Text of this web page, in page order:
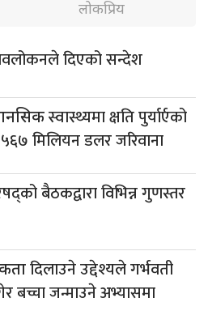
लोकप्रिय
दिएको सन्देश
स्वास्थ्यमा क्षति पुर्यार्एको
मिलियन डलर जरिवाना
बैठकद्वारा विभिन्न गुणस्तर
दिलाउने उद्देश्यले गर्भवती
बच्चा जन्माउने अभ्यासमा